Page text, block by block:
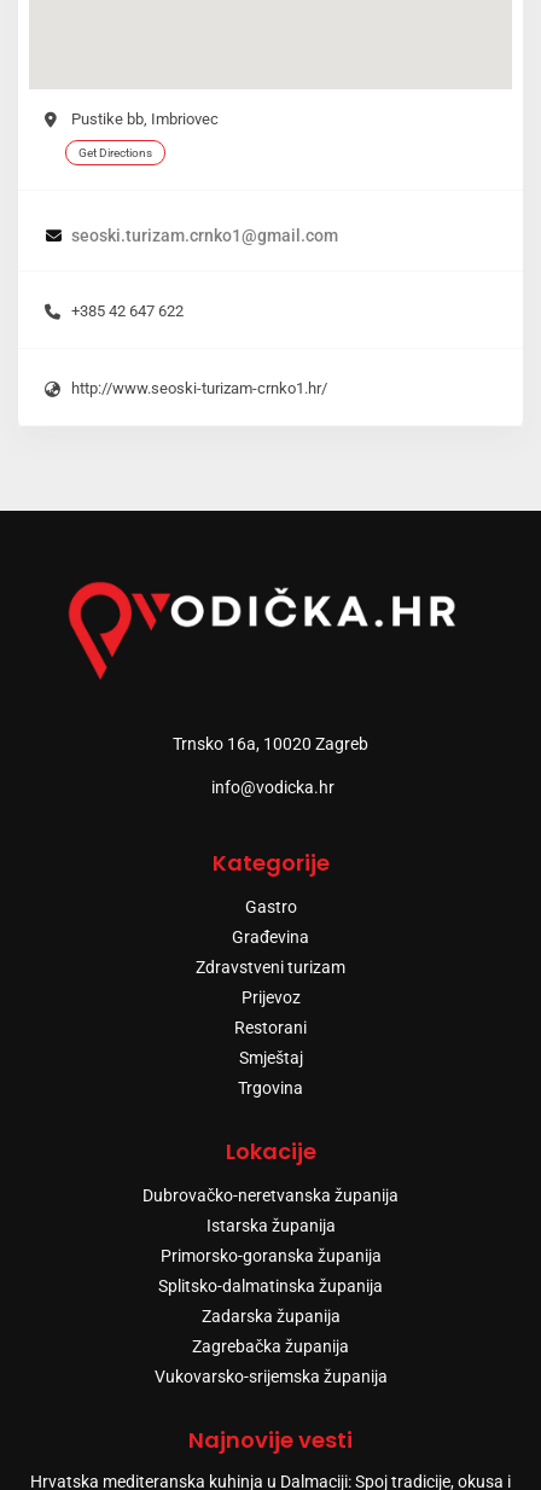
Pustike bb, Imbriovec
Get Directions
seoski.turizam.crnko1@gmail.com
+385 42 647 622
http://www.seoski-turizam-crnko1.hr/
Trnsko 16a, 10020 Zagreb
info@vodicka.hr
Kategorije
Gastro
Građevina
Zdravstveni turizam
Prijevoz
Restorani
Smještaj
Trgovina
Lokacije
Dubrovačko-neretvanska županija
Istarska županija
Primorsko-goranska županija
Splitsko-dalmatinska županija
Zadarska županija
Zagrebačka županija
Vukovarsko-srijemska županija
Najnovije vesti
Hrvatska mediteranska kuhinja u Dalmaciji: Spoj tradicije, okusa i